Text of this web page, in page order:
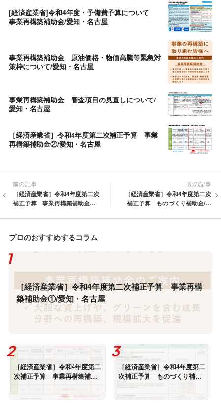
[経済産業省]令和4年度・予備費予算について
事業再構築補助金/愛知・名古屋
事業再構築補助金 原油価格・物価高騰等緊急対
策枠について/愛知・名古屋
事業再構築補助金 審査項目の見直しについて/
愛知・名古屋
［経済産業省］令和4年度第二次補正予算 事業
再構築補助金②/愛知・名古屋
前の記事
［経済産業省］令和4年度第二次
補正予算 事業再構築補助金②/
次の記事
［経済産業省］令和4年度第二次
補正予算 ものづくり補助金/愛
プロのおすすめするコラム
［経済産業省］令和4年度第二次補正予算 事業再構
築補助金①/愛知・名古屋
［経済産業省］令和4年度第二
次補正予算 事業再構築補助
［経済産業省］令和4年度第二
次補正予算 ものづくり補助
金/愛知・名古屋